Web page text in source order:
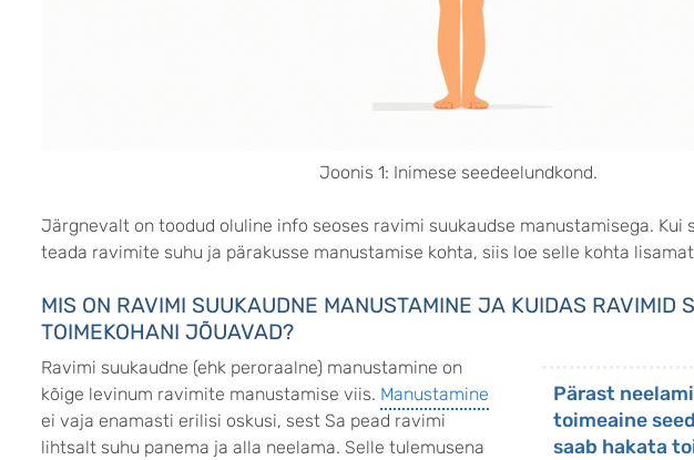
Joonis 1: Inimese seedeelundkond.
Järgnevalt on toodud oluline info seoses ravimi suukaudse manustamisega. Kui
teada ravimite suhu ja pärakusse manustamise kohta, siis loe selle kohta
MIS ON RAVIMI SUUKAUDNE MANUSTAMINE JA KUIDAS RAVIMID
TOIMEKOHANI JÕUAVAD?
Pärast
toimeaine
saab hakata
Ravimi suukaudne (ehk peroraalne) manustamine on
kõige levinum ravimite manustamise viis. Manustamine
ei vaja enamasti erilisi oskusi, sest Sa pead ravimi
lihtsalt suhu panema ja alla neelama. Selle tulemusena